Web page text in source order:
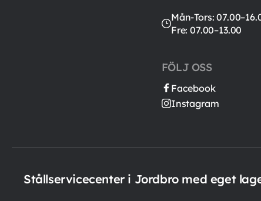
Mån-Tors:
Fre: 07.00–13.00
FÖLJ OSS
Facebook
Instagram
Stållservicecenter i Jordbro med eget